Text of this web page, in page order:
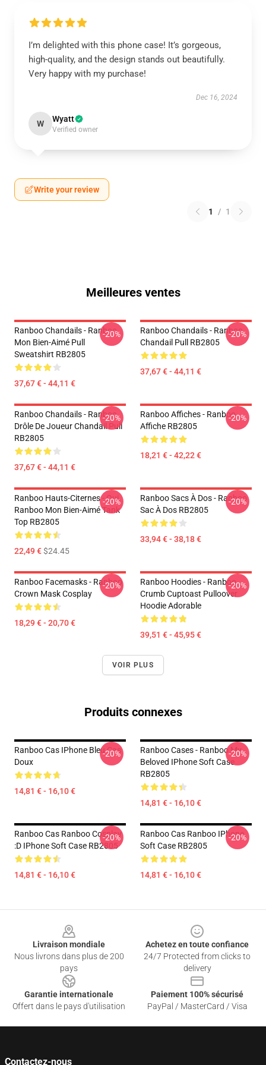
I’m delighted with this phone case! It’s gorgeous,
high-quality, and the design stands out beautifully.
Very happy with my purchase!
Dec 16, 2024
W Wyatt
Verified owner
Write your review
1 / 1
Meilleures ventes
Ranboo Chandails - Ranboo
Mon Bien-Aimé Pull
Sweatshirt RB2805
37,67 € - 44,11 €
-20%
Ranboo Chandails - Ranboo
Chandail Pull RB2805
37,67 € - 44,11 €
-20%
Ranboo Chandails - Ranboo
Drôle De Joueur Chandail Pull
RB2805
37,67 € - 44,11 €
-20%
Ranboo Affiches - Ranboo
Affiche RB2805
18,21 € - 42,22 €
-20%
Ranboo Hauts-Citernes - Oui.
Ranboo Mon Bien-Aimé Tank
Top RB2805
22,49 €$24.45
-20%
Ranboo Sacs À Dos - Ranboo
Sac À Dos RB2805
33,94 € - 38,18 €
-20%
Ranboo Facemasks - Ranboo
Crown Mask Cosplay
18,29 € - 20,70 €
-20%
Ranboo Hoodies - Ranboo
Crumb Cuptoast Pulloover
Hoodie Adorable
39,51 € - 45,95 €
-20%
VOIR PLUS
Produits connexes
Ranboo Cas IPhone Bleu Cas
Doux
14,81 € - 16,10 €
-20%
Ranboo Cases - Ranboo My
Beloved IPhone Soft Case
RB2805
14,81 € - 16,10 €
-20%
Ranboo Cas Ranboo Cosplay
:D IPhone Soft Case RB2805
14,81 € - 16,10 €
-20%
Ranboo Cas Ranboo IPhone
Soft Case RB2805
14,81 € - 16,10 €
-20%
Livraison mondiale
Nous livrons dans plus de 200
pays
Achetez en toute confiance
24/7 Protected from clicks to
delivery
Garantie internationale
Offert dans le pays d'utilisation
Paiement 100% sécurisé
PayPal / MasterCard / Visa
Contactez-nous